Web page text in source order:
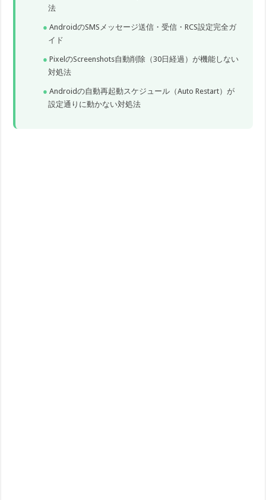
法
AndroidのSMSメッセージ送信・受信・RCS設定完全ガ
イド
PixelのScreenshots自動削除（30日経過）が機能しない
対処法
Androidの自動再起動スケジュール（Auto Restart）が
設定通りに動かない対処法